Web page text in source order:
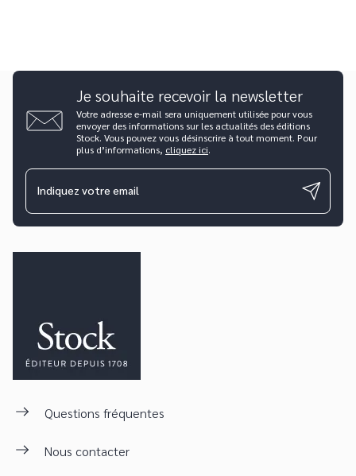
Je souhaite recevoir la newsletter
Votre adresse e-mail sera uniquement utilisée pour vous
envoyer des informations sur les actualités des éditions
Stock. Vous pouvez vous désinscrire à tout moment. Pour
plus d’informations, cliquez ici.
Indiquez votre email
Questions fréquentes
Nous contacter